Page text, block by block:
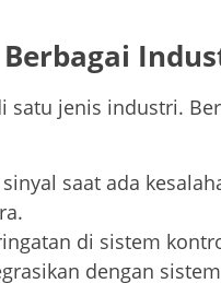
satu jenis industri.
saat ada
di sistem
dengan